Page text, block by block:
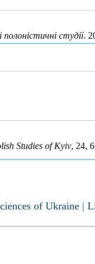
полоністичні студії.
Studies of Kyiv, 24,
of Ukraine |